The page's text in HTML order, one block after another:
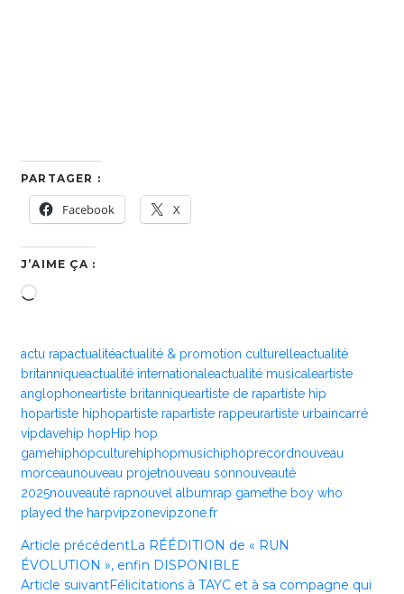
PARTAGER :
Facebook X
J’AIME ÇA :
Chargement…
actu rapactualitéactualité & promotion culturelleactualité
britanniqueactualité internationaleactualité musicaleartiste
anglophoneartiste britanniqueartiste de rapartiste hip
hopartiste hiphopartiste rapartiste rappeurartiste urbaincarré
vipdavehip hopHip hop
gamehiphopculturehiphopmusichiphoprecordnouveau
morceaunouveau projetnouveau sonnouveauté
2025nouveauté rapnouvel albumrap gamethe boy who
played the harpvipzonevipzone.fr
Article précédentLa RÉÉDITION de « RUN
ÉVOLUTION », enfin DISPONIBLE
Article suivantFélicitations à TAYC et à sa compagne qui